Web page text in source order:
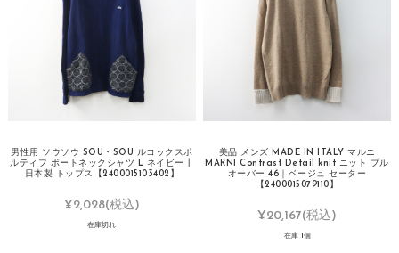
男性用 ソウソウ SOU・SOU ルコックスポ
ルティフ ボートネックシャツ L ネイビー┃
日本製 トップス【2400015103402】
¥2,028(税込)
在庫切れ
美品 メンズ MADE IN ITALY マルニ
MARNI Contrast Detail knit ニット プル
オーバー 46｜ベージュ セーター
【2400015079110】
¥20,167(税込)
在庫 1個